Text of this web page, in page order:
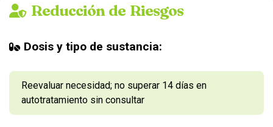
Reducción de Riesgos
Dosis y tipo de sustancia:
Reevaluar necesidad; no superar 14 días en
autotratamiento sin consultar